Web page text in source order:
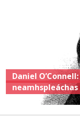
Daniel